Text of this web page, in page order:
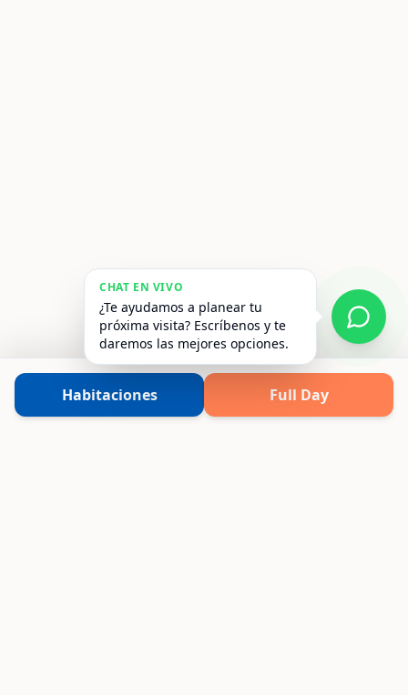
CHAT EN VIVO
¿Te ayudamos a planear tu
próxima visita? Escríbenos y te
daremos las mejores opciones.
Habitaciones Full Day